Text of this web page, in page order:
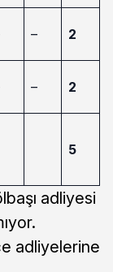
– 2
– 2
5
adliyesi
adliyelerine